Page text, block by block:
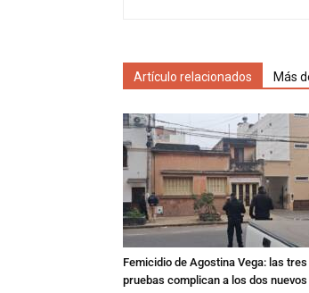
Artículo relacionados Más
Femicidio de Agostina Vega: las tres
pruebas complican a los dos nuevos